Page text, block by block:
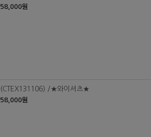
58,000원
(CTEX131106) /★와이셔츠★
58,000원